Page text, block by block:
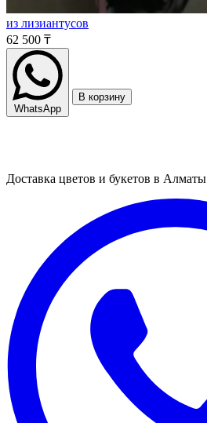
из лизиантусов
62 500 ₸
WhatsApp
В корзину
Доставка цветов и букетов в Алматы